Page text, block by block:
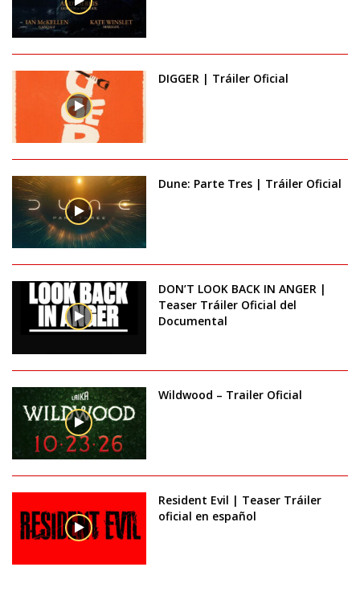
DIGGER | Tráiler Oficial
Dune: Parte Tres | Tráiler Oficial
DON’T LOOK BACK IN ANGER |
Teaser Tráiler Oficial del
Documental
Wildwood – Trailer Oficial
Resident Evil | Teaser Tráiler
oficial en español